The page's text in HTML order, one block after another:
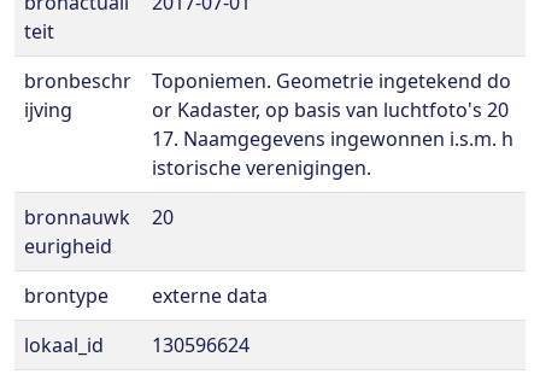
teit
bronbeschr
ijving
Toponiemen. Geometrie ingetekend do
or Kadaster, op basis van luchtfoto's 20
17. Naamgegevens ingewonnen i.s.m. h
istorische verenigingen.
bronnauwk
eurigheid
20
brontype
externe data
lokaal_id
130596624